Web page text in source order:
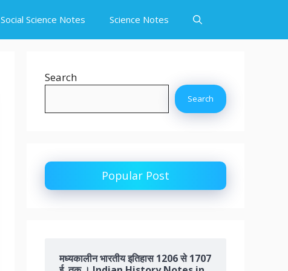
Social Science Notes Science Notes
Search
Search
Popular Post
मध्यकालीन भारतीय इतिहास 1206 से 1707